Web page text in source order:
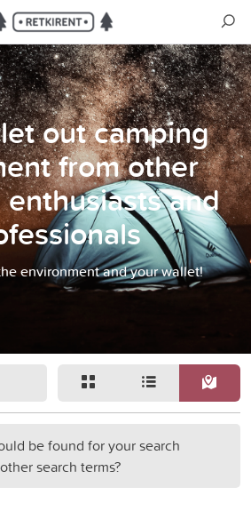
out camping
from other
and
environment and your wallet!
be found for your search
search terms?